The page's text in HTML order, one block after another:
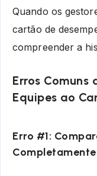
Quando os
cartão de
compreender a
Erros Comuns
Equipes ao
Erro #1: